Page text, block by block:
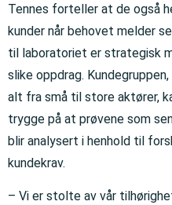
Tennes forteller at de også
kunder når behovet melder
til laboratoriet er strategisk
slike oppdrag.
alt fra små til store aktører,
trygge på at prøvene som
blir analysert i henhold til
kundekrav.
– Vi er stolte av vår